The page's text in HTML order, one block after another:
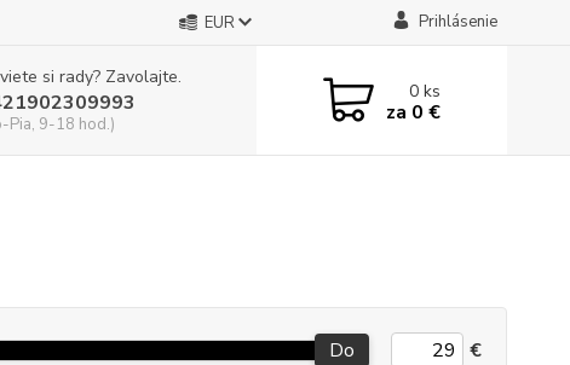
EUR Prihlásenie
si rady? Zavolajte.
Pia, 9-18 hod.)
0ks
za 0 €
Do €